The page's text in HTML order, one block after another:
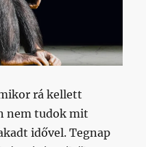
rá kellett
nem tudok mit
idővel. Tegnap